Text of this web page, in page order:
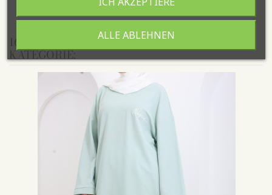
16 ANDERE ARTIKEL IN DER GLEICHEN
KATEGORIE:
ALLE ABLEHNEN